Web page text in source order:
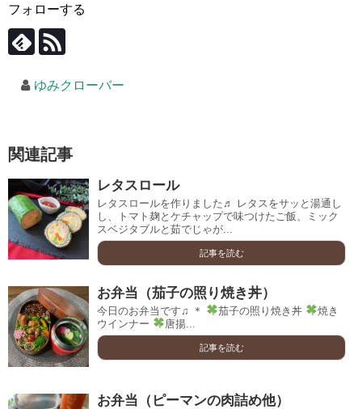
フォローする
ゆみクローバー
関連記事
レタスロール
レタスロールを作りました♬ レタスをサッと湯通し
し、トマト麹とケチャップで味つけたご飯、ミック
スベジタブルと茹でじゃが...
記事を読む
お弁当（茄子の照り焼き丼）
今日のお弁当です♫ ＊ 茄子の照り焼き丼
焼き
ウインナー
唐揚...
記事を読む
お弁当（ピーマンの肉詰め他）